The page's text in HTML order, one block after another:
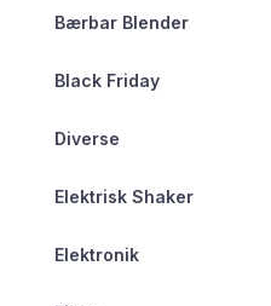
Bærbar Blender
Black Friday
Diverse
Elektrisk Shaker
Elektronik